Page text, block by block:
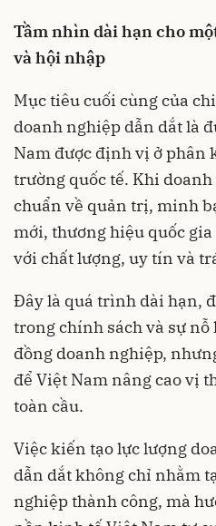
Tầm nhìn dài hạn cho
và hội nhập
Mục tiêu cuối cùng của
doanh nghiệp dẫn dắt là
Nam được định vị ở phân
trường quốc tế. Khi
chuẩn về quản trị, minh
mới, thương hiệu quốc
với chất lượng, uy tín và
Đây là quá trình dài hạn,
trong chính sách và sự nỗ
đồng doanh nghiệp,
để Việt Nam nâng cao vị
toàn cầu.
Việc kiến tạo lực lượng
dẫn dắt không chỉ nhằm
nghiệp thành công, mà